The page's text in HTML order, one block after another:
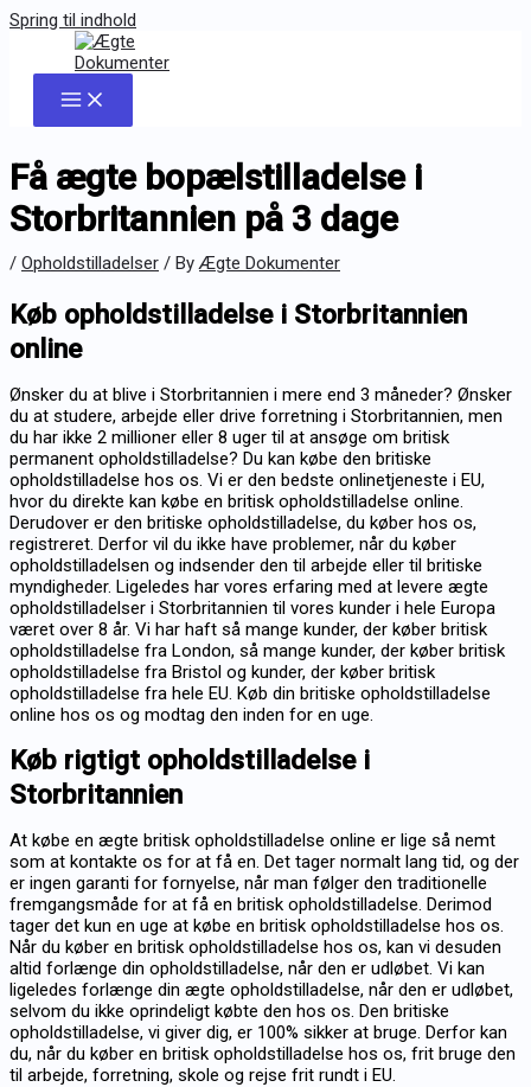
Spring til indhold
Få ægte bopælstilladelse i
Storbritannien på 3 dage
/ Opholdstilladelser / ByÆgte Dokumenter
Køb opholdstilladelse i Storbritannien
online
Ønsker du at blive i Storbritannien i mere end 3 måneder? Ønsker
du at studere, arbejde eller drive forretning i Storbritannien, men
du har ikke 2 millioner eller 8 uger til at ansøge om britisk
permanent opholdstilladelse? Du kan købe den britiske
opholdstilladelse hos os. Vi er den bedste onlinetjeneste i EU,
hvor du direkte kan købe en britisk opholdstilladelse online.
Derudover er den britiske opholdstilladelse, du køber hos os,
registreret. Derfor vil du ikke have problemer, når du køber
opholdstilladelsen og indsender den til arbejde eller til britiske
myndigheder. Ligeledes har vores erfaring med at levere ægte
opholdstilladelser i Storbritannien til vores kunder i hele Europa
været over 8 år. Vi har haft så mange kunder, der køber britisk
opholdstilladelse fra London, så mange kunder, der køber britisk
opholdstilladelse fra Bristol og kunder, der køber britisk
opholdstilladelse fra hele EU. Køb din britiske opholdstilladelse
online hos os og modtag den inden for en uge.
Køb rigtigt opholdstilladelse i
Storbritannien
At købe en ægte britisk opholdstilladelse online er lige så nemt
som at kontakte os for at få en. Det tager normalt lang tid, og der
er ingen garanti for fornyelse, når man følger den traditionelle
fremgangsmåde for at få en britisk opholdstilladelse. Derimod
tager det kun en uge at købe en britisk opholdstilladelse hos os.
Når du køber en britisk opholdstilladelse hos os, kan vi desuden
altid forlænge din opholdstilladelse, når den er udløbet. Vi kan
ligeledes forlænge din ægte opholdstilladelse, når den er udløbet,
selvom du ikke oprindeligt købte den hos os. Den britiske
opholdstilladelse, vi giver dig, er 100% sikker at bruge. Derfor kan
du, når du køber en britisk opholdstilladelse hos os, frit bruge den
til arbejde, forretning, skole og rejse frit rundt i EU.